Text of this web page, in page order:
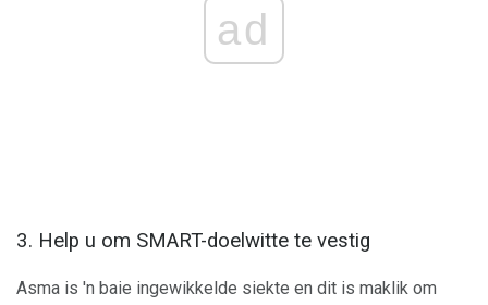
ad
3. Help u om SMART-doelwitte te vestig
Asma is 'n baie ingewikkelde siekte en dit is maklik om